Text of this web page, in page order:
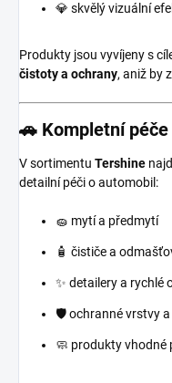
💎 skvělý vizuální
Produkty jsou vyvíjeny s
čistoty a ochrany, aniž by
🚗 Kompletní péče
V sortimentu Tershine
detailní péči o automobil:
🧽 mytí a předmytí
🧴 čističe a
✨ detailery a rychlé
🛡️ ochranné vrstvy
🧼 produkty vhodné